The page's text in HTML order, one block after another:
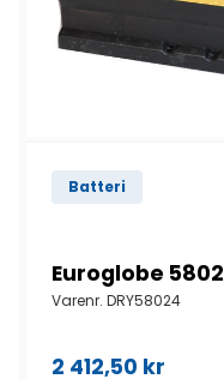
Batteri
Euroglobe
Varenr. DRY58024
2 412,50 kr